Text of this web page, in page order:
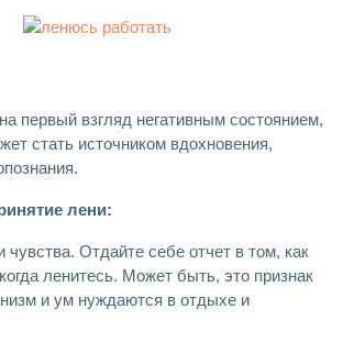
первый взгляд негативным состоянием,
стать источником вдохновения,
лени:
чувства. Отдайте себе отчет в том, как
ленитесь. Может быть, это признак
и ум нуждаются в отдыхе и